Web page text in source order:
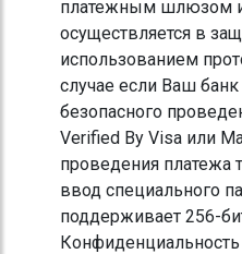
платежным шлюзом
осуществляется в
использованием
случае если Ваш
безопасного
Verified By Visa или
проведения платежа
ввод специального
поддерживает 256-